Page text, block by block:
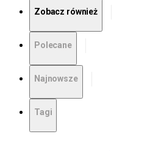
Zobacz również
Polecane
Najnowsze
Tagi